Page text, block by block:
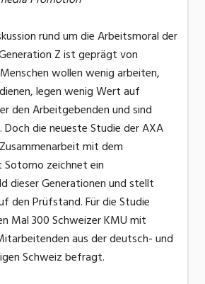
rund um die Arbeitsmoral der
Z ist geprägt von
wollen wenig arbeiten,
legen wenig Wert auf
den Arbeitgebenden und sind
Doch die neueste Studie der AXA
mit dem
zeichnet ein
dieser Generationen und stellt
den Prüfstand. Für die Studie
Mal 300 Schweizer KMU mit
aus der deutsch- und
Schweiz befragt.